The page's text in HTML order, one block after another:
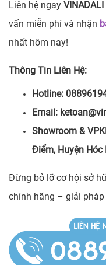
Liên hệ ngay
vấn miễn phí và nhận
nhất hôm nay!
Thông Tin Liên Hệ:
Hotline:
Email:
Showroom &
Điểm, Huyện Hóc
Đừng bỏ lỡ cơ hội sở
chính hãng – giải